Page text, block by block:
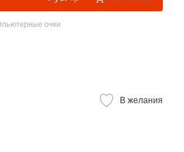
очки
В желания